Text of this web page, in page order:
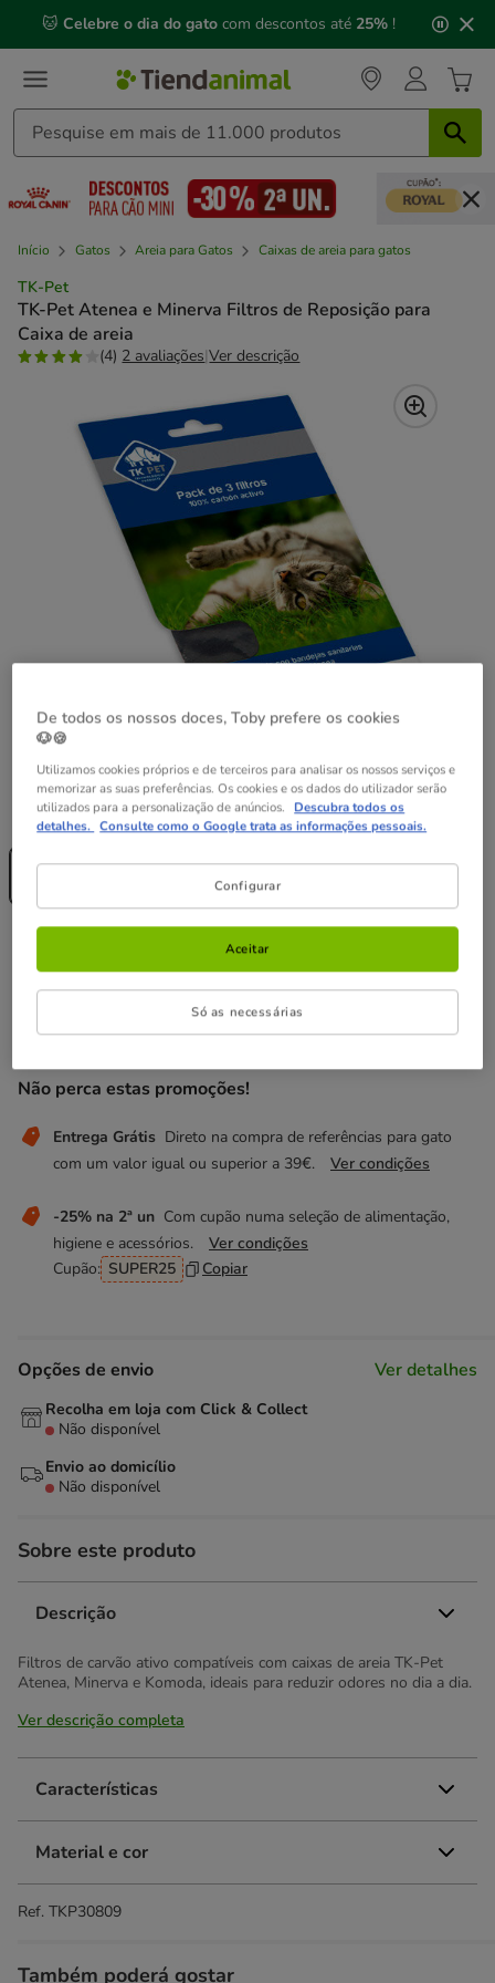
mensagem,
🐱 Celebre o dia do gato com descontos até 25% !
Início Gatos Areia para Gatos Caixas de areia para gatos
TK-Pet
TK-Pet Atenea e Minerva Filtros de Reposição para
Caixa de areia
(4) 2 avaliações|Ver descrição
Formato:3 uds.
3 uds.
Não perca estas promoções!
Entrega Grátis Direto na compra de referências para gato
com um valor igual ou superior a 39€.
Ver condições
-25% na 2ª un Com cupão numa seleção de alimentação,
higiene e acessórios.
Ver condições
Cupão: SUPER25 Copiar
Temporariamente sem stock
Descubra produtos semelhantes
Opções de envio Ver detalhes
Recolha em loja com Click & Collect
Não disponível
Envio ao domicílio
Não disponível
Sobre este produto
Descrição
Filtros de carvão ativo compatíveis com caixas de areia TK-Pet
Atenea, Minerva e Komoda, ideais para reduzir odores no dia a dia.
Ver descrição completa
Características
Material e cor
Ref. TKP30809
Também poderá gostar
De todos os nossos doces, Toby prefere os cookies
🐶🍪
Utilizamos cookies próprios e de terceiros para analisar os nossos serviços e
memorizar as suas preferências. Os cookies e os dados do utilizador serão
utilizados para a personalização de anúncios. Descubra todos os
detalhes. Consulte como o Google trata as informações pessoais.
Configurar
Só as necessárias
Aceitar